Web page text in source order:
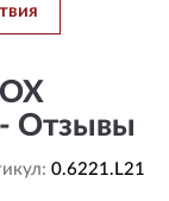
- Отзывы
0.6221.L21